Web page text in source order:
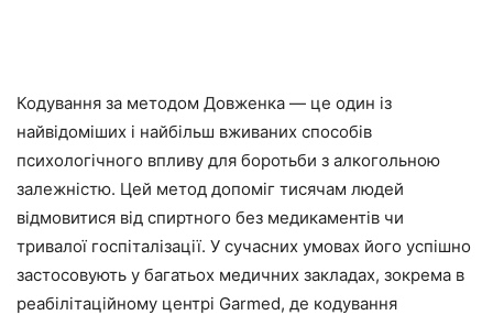
Кодування за методом Довженка — це один із
найвідоміших і найбільш вживаних способів
психологічного впливу для боротьби з алкогольною
залежністю. Цей метод допоміг тисячам людей
відмовитися від спиртного без медикаментів чи
тривалої госпіталізації. У сучасних умовах його успішно
застосовують у багатьох медичних закладах, зокрема в
реабілітаційному центрі Garmed, де кодування